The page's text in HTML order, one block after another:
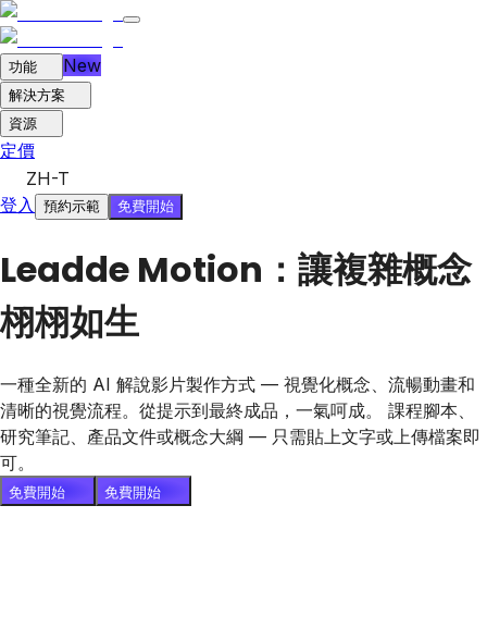
功能 New
解決方案
資源
定價
ZH-T
登入
預約示範 免費開始
Leadde Motion：讓複雜概念
栩栩如生
一種全新的 AI 解說影片製作方式 — 視覺化概念、流暢動畫和
清晰的視覺流程。從提示到最終成品，一氣呵成。 課程腳本、
研究筆記、產品文件或概念大綱 — 只需貼上文字或上傳檔案即
可。
免費開始 免費開始